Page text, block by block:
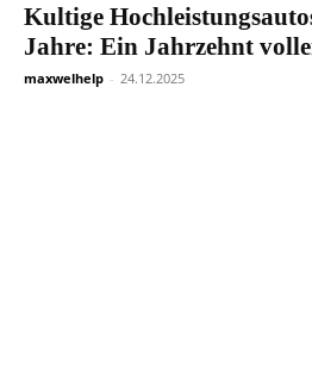
Kultige
Jahre: Ein Jahrzehnt
maxwelhelp - 24.12.2025